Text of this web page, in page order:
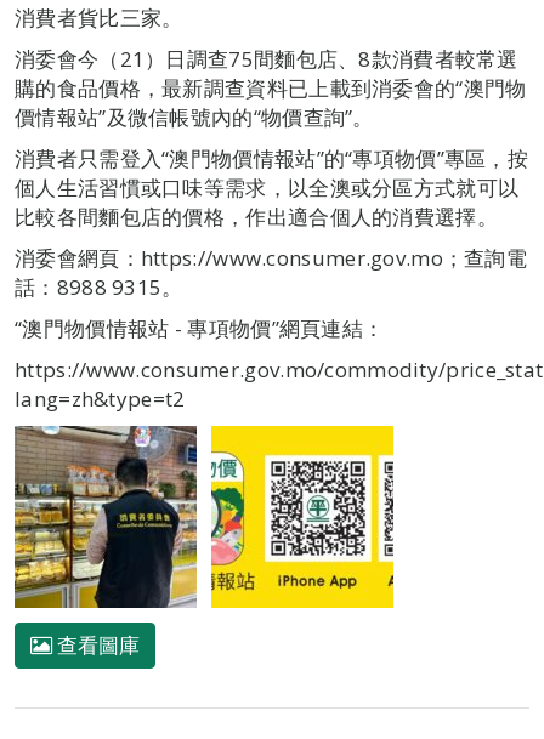
消費者貨比三家。
消委會今（21）日調查75間麵包店、8款消費者較常選
購的食品價格，最新調查資料已上載到消委會的“澳門物
價情報站”及微信帳號內的“物價查詢”。
消費者只需登入“澳門物價情報站”的“專項物價”專區，按
個人生活習慣或口味等需求，以全澳或分區方式就可以
比較各間麵包店的價格，作出適合個人的消費選擇。
消委會網頁：https://www.consumer.gov.mo；查詢電
話：8988 9315。
“澳門物價情報站 - 專項物價”網頁連結：
https://www.consumer.gov.mo/commodity/
lang=zh&type=t2
查看圖庫